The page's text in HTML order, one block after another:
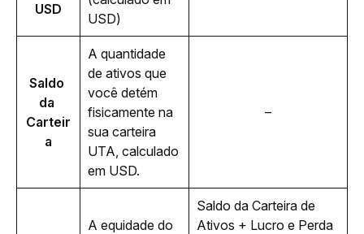
USD
USD)
Saldo
da
Carteir
a
A quantidade
de ativos que
você detém
fisicamente na
sua carteira
UTA, calculado
em USD.
–
A equidade do
Saldo da Carteira de
Ativos + Lucro e Perda